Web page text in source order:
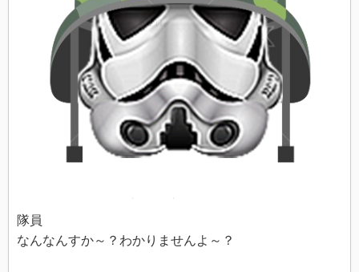
隊員
なんなんすか～？わかりませんよ～？